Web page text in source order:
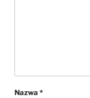
Nazwa *